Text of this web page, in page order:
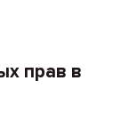
прав в